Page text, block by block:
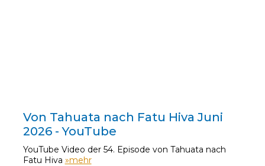
Von Tahuata nach Fatu Hiva Juni
2026 - YouTube
YouTube Video der 54. Episode von Tahuata nach
Fatu Hiva »mehr